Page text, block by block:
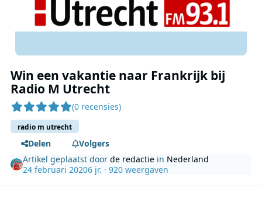
Win een vakantie naar Frankrijk bij
Radio M Utrecht
(0 recensies)
radio m utrecht
Delen
Volgers
Artikel geplaatst doorde redactie in Nederland
24 februari 20206 jr. · 920 weergaven